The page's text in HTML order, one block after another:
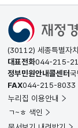
(30112) 세종특별자
대표전화044-215-
정부민원안내콜센터국
FAX044-215-8033
누리집 이용안내
ㄱ~ㅎ 색인